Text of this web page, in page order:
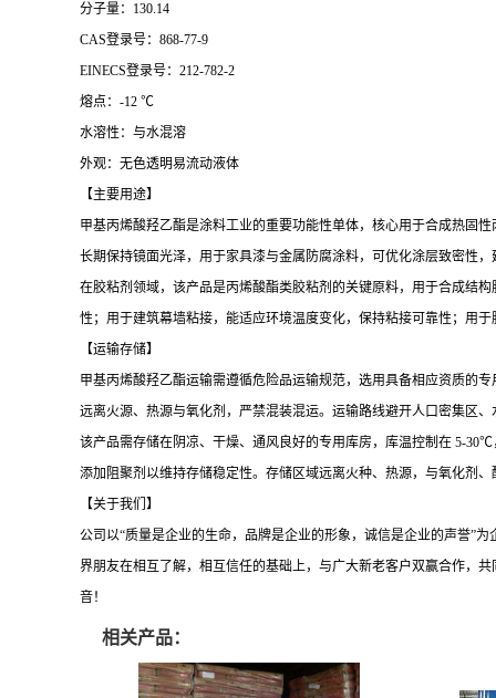
分子量：130.14
CAS登录号：868-77-9
EINECS登录号：212-782-2
熔点：-12 ℃
水溶性：与水混溶
外观：无色透明易流动液体
【主要用途】
甲基丙烯酸羟乙酯是涂料工业的重要功能性单体，核心用于合成热固
长期保持镜面光泽，用于家具漆与金属防腐涂料，可优化涂层致密性
在胶粘剂领域，该产品是丙烯酸酯类胶粘剂的关键原料，用于合成结
性；用于建筑幕墙粘接，能适应环境温度变化，保持粘接可靠性；用
【运输存储】
甲基丙烯酸羟乙酯运输需遵循危险品运输规范，选用具备相应资质的
远离火源、热源与氧化剂，严禁混装混运。运输路线避开人口密集区
该产品需存储在阴凉、干燥、通风良好的专用库房，库温控制在 5-30℃
添加阻聚剂以维持存储稳定性。存储区域远离火种、热源，与氧化剂
【关于我们】
公司以“质量是企业的生命，品牌是企业的形象，诚信是企业的声誉”
界朋友在相互了解，相互信任的基础上，与广大新老客户双赢合作，
音！
相关产品：